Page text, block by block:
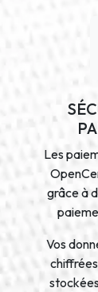
Les
grâce à
Vos